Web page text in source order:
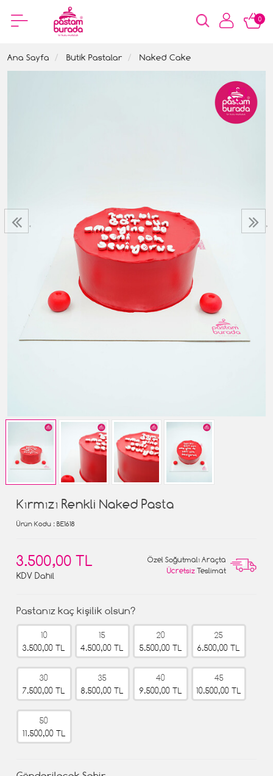
0
Ana Sayfa Butik Pastalar Naked Cake
‹ ›
Kırmızı Renkli Naked Pasta
Ürün Kodu : BE1618
3.500,00 TL
KDV Dahil
Özel Soğutmalı Araçta
Ücretsiz Teslimat
Pastanız kaç kişilik olsun?
10
3.500,00 TL
15
4.500,00 TL
20
5.500,00 TL
25
6.500,00 TL
30
7.500,00 TL
35
8.500,00 TL
40
9.500,00 TL
45
10.500,00 TL
50
11.500,00 TL